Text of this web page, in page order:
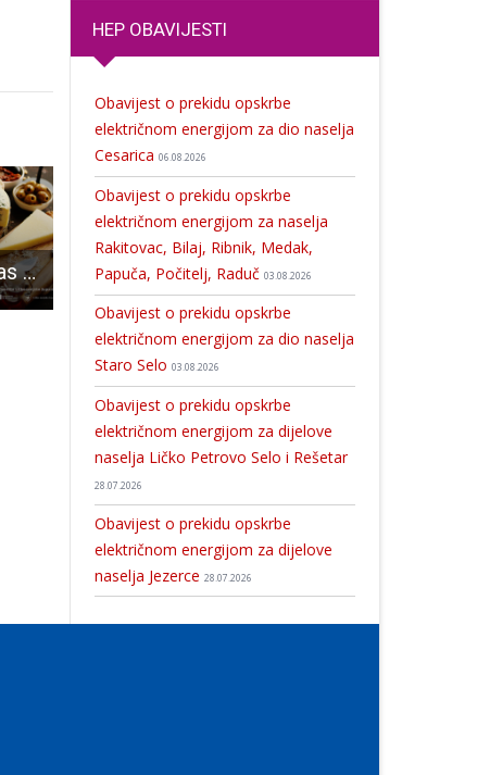
Projekt GUSTI vas poziva na događaj „Okusi destinaciju“ u Gospiću Dječaci RK Gospić do 11 godina bez poraza idu na državnu završnicu u Poreč
HEP OBAVIJESTI
Obavijest o prekidu opskrbe
električnom energijom za dio naselja
Cesarica 06.08.2026
Obavijest o prekidu opskrbe
električnom energijom za naselja
Rakitovac, Bilaj, Ribnik, Medak,
Papuča, Počitelj, Raduč 03.08.2026
Obavijest o prekidu opskrbe
električnom energijom za dio naselja
Staro Selo 03.08.2026
Obavijest o prekidu opskrbe
električnom energijom za dijelove
naselja Ličko Petrovo Selo i Rešetar
28.07.2026
Obavijest o prekidu opskrbe
električnom energijom za dijelove
naselja Jezerce 28.07.2026